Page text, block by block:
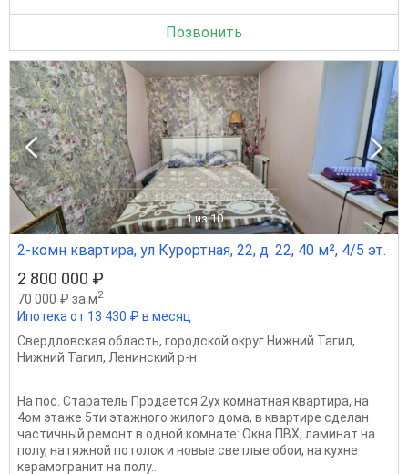
Позвонить
1 из 10
2-комн квартира, ул Курортная, 22, д. 22, 40 м², 4/5 эт.
2 800 000 ₽
70 000 ₽ за м2
Ипотека от 13 430 ₽ в месяц
Свердловская область, городской округ Нижний Тагил,
Нижний Тагил, Ленинский р-н
На пос. Старатель Продается 2ух комнатная квартира, на
4ом этаже 5ти этажного жилого дома, в квартире сделан
частичный ремонт в одной комнате: Окна ПВХ, ламинат на
полу, натяжной потолок и новые светлые обои, на кухне
керамогранит на полу...